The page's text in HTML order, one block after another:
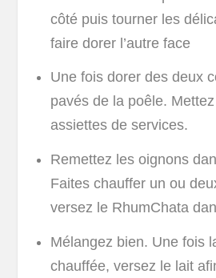
côté puis tourner les
faire dorer l’autre face
Une fois dorer des deux
pavés de la poêle.
assiettes de services.
Remettez les oignons
Faites chauffer un ou
versez le RhumChata
Mélangez bien. Une fois
chauffée, versez le lait